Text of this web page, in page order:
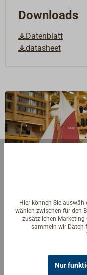
Downloads
Datenblatt
datasheet
Reden Sie mit
Seglerinnen. Wir
Hier können Sie
wählen zwischen für den
zusätzlichen
sammeln wir Daten
Nur